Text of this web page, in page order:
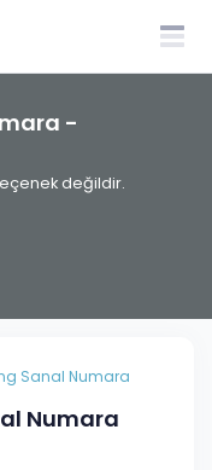
-
değildir.
Sanal Numara
Numara